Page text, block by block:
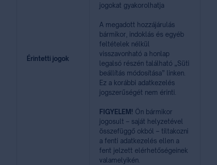
Érintetti jogok
jogokat gyakorolhatja
A megadott hozzájárulás
bármikor, indoklás és egyéb
feltételek nélkül
visszavonható a honlap
legalsó részén található „Süti
beállítás módosítása” linken.
Ez a korábbi adatkezelés
jogszerűségét nem érinti.
FIGYELEM! Ön bármikor
jogosult – saját helyzetével
összefüggő okból – tiltakozni
a fenti adatkezelés ellen a
fent jelzett elérhetőségeinek
valamelyikén.